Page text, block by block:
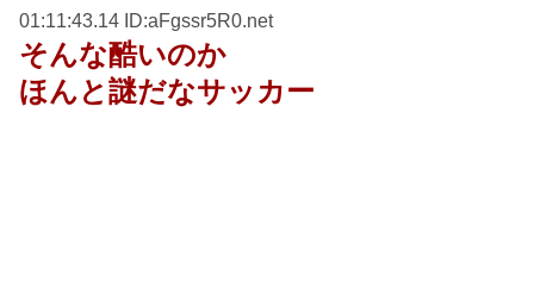
01:11:43.14 ID:aFgssr5R0.net
そんな酷いのか
ほんと謎だなサッカー